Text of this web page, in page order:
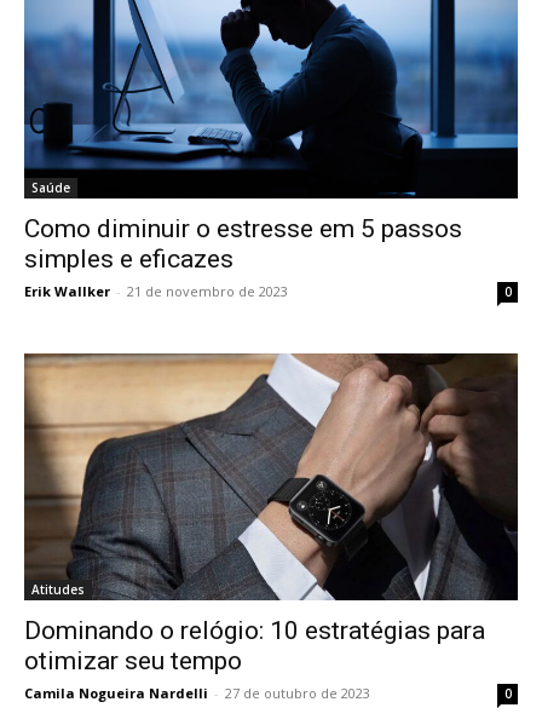
Saúde
Como diminuir o estresse em 5 passos
simples e eficazes
Erik Wallker - 21 de novembro de 2023 0
Atitudes
Dominando o relógio: 10 estratégias para
otimizar seu tempo
Camila Nogueira Nardelli - 27 de outubro de 2023 0